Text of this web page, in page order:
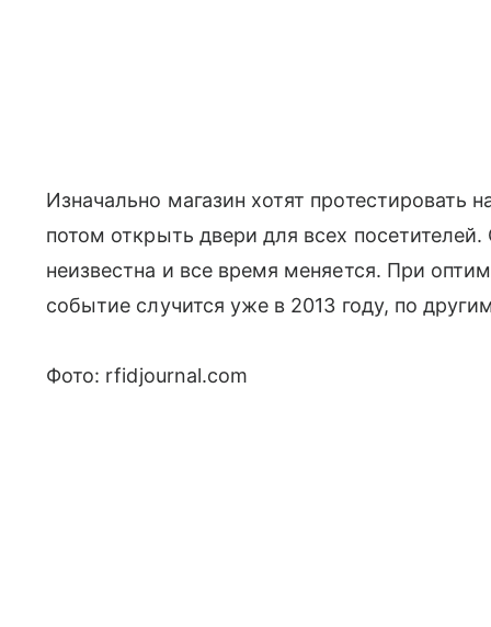
Изначально магазин хотят протестировать
потом открыть двери для всех
неизвестна и все время меняется. При
событие случится уже в 2013 году, по
Фото: rfidjournal.com